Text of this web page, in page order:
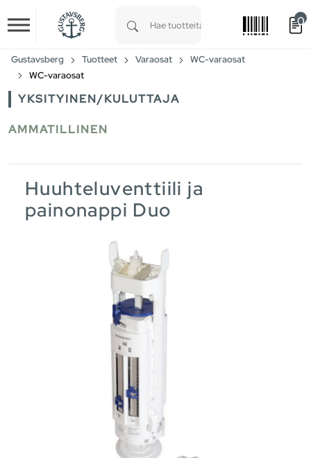
Skip to main content
0
Gustavsberg Tuotteet Varaosat
WC-varaosat
WC-varaosat
YKSITYINEN/KULUTTAJA
AMMATILLINEN
Huuhteluventtiili ja
painonappi Duo